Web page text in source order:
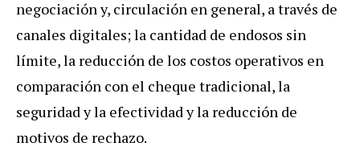
negociación y, circulación en general, a través de
canales digitales; la cantidad de endosos sin
límite, la reducción de los costos operativos en
comparación con el cheque tradicional, la
seguridad y la efectividad y la reducción de
motivos de rechazo.